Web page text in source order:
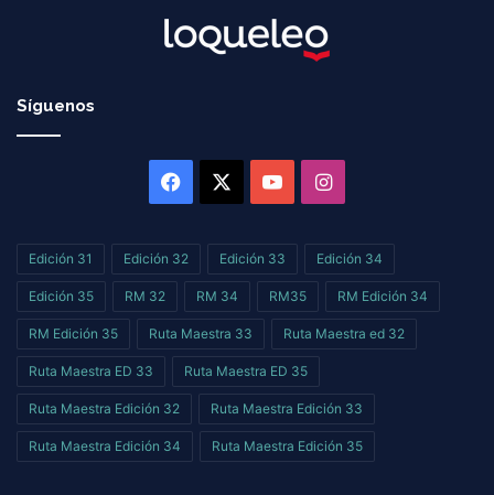
Síguenos
Facebook YouTubeInstagram
Edición 31 Edición 32 Edición 33 Edición 34
Edición 35 RM 32 RM 34 RM35 RM Edición 34
RM Edición 35 Ruta Maestra 33 Ruta Maestra ed 32
Ruta Maestra ED 33 Ruta Maestra ED 35
Ruta Maestra Edición 32 Ruta Maestra Edición 33
Ruta Maestra Edición 34 Ruta Maestra Edición 35